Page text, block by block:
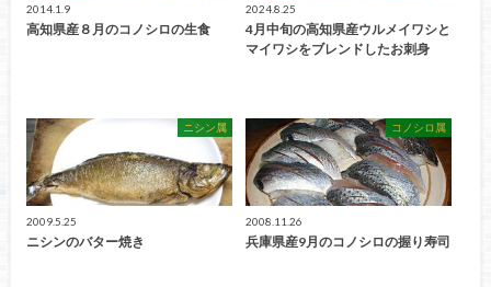
2014.1.9
高知県産８月のコノシロの生食
2024.8.25
4月中旬の高知県産ウルメイワシと
マイワシをブレンドしたお刺身
ニシン属
2009.5.25
ニシンのバター焼き
コノシロ属
2008.11.26
兵庫県産9月のコノシロの握り寿司